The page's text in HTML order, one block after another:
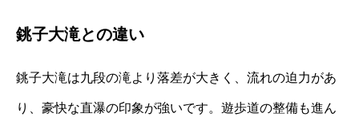
銚子大滝との違い
銚子大滝は九段の滝より落差が大きく、流れの迫力があ
り、豪快な直瀑の印象が強いです。遊歩道の整備も進ん